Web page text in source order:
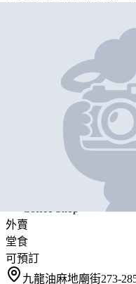
LIBERTY
LIBERTY COFFEE & WINE
外賣
堂食
可預訂
九龍油麻地廟街273-